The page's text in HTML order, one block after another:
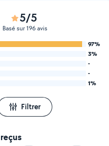
5/5
Basé sur 196 avis
97%
3%
-
-
1%
Filtrer